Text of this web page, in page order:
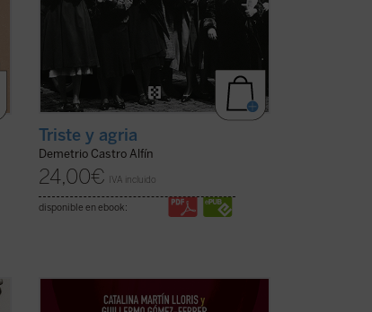
Triste y agria
Demetrio Castro Alfín
24,00€ IVA incluido
disponible en ebook:
Desde los testimonios de los peregrinos